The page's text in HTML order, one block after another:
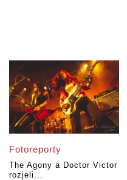
Fotoreporty
The Agony a Doctor Victor
rozjeli...